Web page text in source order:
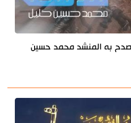
صدح به المنشد محمد حسين